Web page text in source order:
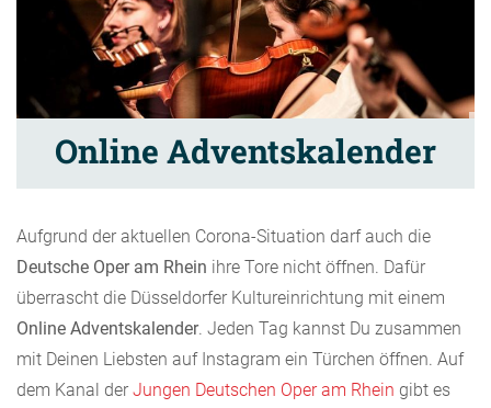
Online Adventskalender
Aufgrund der aktuellen Corona-Situation darf auch die
Deutsche Oper am Rhein ihre Tore nicht öffnen. Dafür
überrascht die Düsseldorfer Kultureinrichtung mit einem
Online Adventskalender. Jeden Tag kannst Du zusammen
mit Deinen Liebsten auf Instagram ein Türchen öffnen. Auf
dem Kanal der Jungen Deutschen Oper am Rhein gibt es